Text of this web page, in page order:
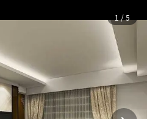
|休閒多元|22坪
1 /5